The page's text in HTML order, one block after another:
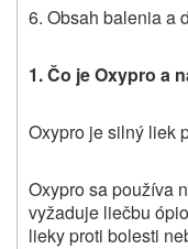
6. Obsah balenia a
1. Čo je Oxypro a
Oxypro je silný liek
Oxypro sa používa
vyžaduje liečbu
lieky proti bolesti